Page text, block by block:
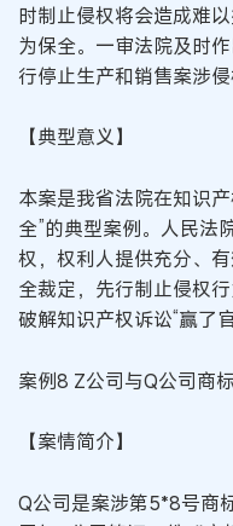
时制止侵权将会造成难
为保全。一审法院及时
行停止生产和销售案涉侵
【典型意义】
本案是我省法院在知识
全”的典型案例。人民法
权，权利人提供充分、
全裁定，先行制止侵权
破解知识产权诉讼“赢了
案例8 Z公司与Q公司商
【案情简介】
Q公司是案涉第5*8号商